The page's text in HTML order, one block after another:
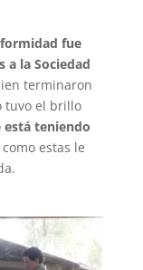
fue
la Sociedad
terminaron
tuvo el brillo
teniendo
estas le